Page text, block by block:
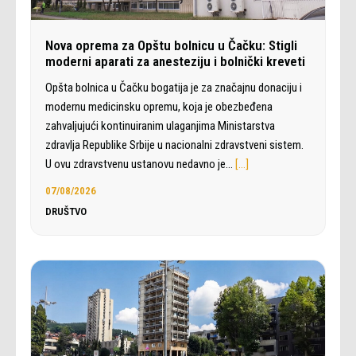
Nova oprema za Opštu bolnicu u Čačku: Stigli
moderni aparati za anesteziju i bolnički kreveti
Opšta bolnica u Čačku bogatija je za značajnu donaciju i
modernu medicinsku opremu, koja je obezbeđena
zahvaljujući kontinuiranim ulaganjima Ministarstva
zdravlja Republike Srbije u nacionalni zdravstveni sistem.
U ovu zdravstvenu ustanovu nedavno je… […]
07/08/2026
DRUŠTVO